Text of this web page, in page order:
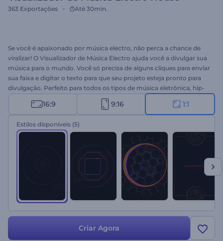
363 Exportações Até 30min.
Se você é apaixonado por música electro, não perca a chance de
viralizar! O Visualizador de Música Electro ajuda você a divulgar sua
música para o mundo. Você só precisa de alguns cliques para enviar
sua faixa e digitar o texto para que seu projeto esteja pronto para
divulgação. Perfeito para todos os tipos de música eletrônica, hip-
hop ou techno. Use para lançamento de novas faixas, álbuns,
promo de singles e outros projetos. É hora de compartilhar sua
criatividade musical com todo o mundo. Portanto, não perca
tempo e experimente este template agora mesmo!
16:9 9:16 1:1
Estilos disponíveis (5)
Criar Agora